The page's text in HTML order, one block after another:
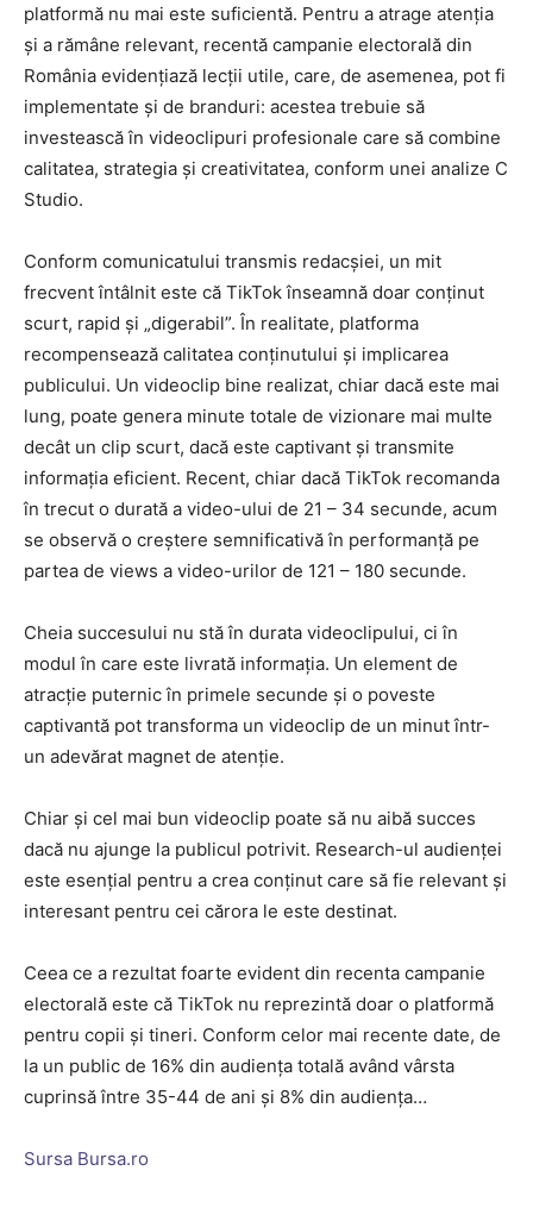
platformă nu mai este suficientă. Pentru a atrage atenţia
şi a rămâne relevant, recentă campanie electorală din
România evidenţiază lecţii utile, care, de asemenea, pot fi
implementate şi de branduri: acestea trebuie să
investească în videoclipuri profesionale care să combine
calitatea, strategia şi creativitatea, conform unei analize C
Studio.
Conform comunicatului transmis redacşiei, un mit
frecvent întâlnit este că TikTok înseamnă doar conţinut
scurt, rapid şi „digerabil”. În realitate, platforma
recompensează calitatea conţinutului şi implicarea
publicului. Un videoclip bine realizat, chiar dacă este mai
lung, poate genera minute totale de vizionare mai multe
decât un clip scurt, dacă este captivant şi transmite
informaţia eficient. Recent, chiar dacă TikTok recomanda
în trecut o durată a video-ului de 21 – 34 secunde, acum
se observă o creştere semnificativă în performanţă pe
partea de views a video-urilor de 121 – 180 secunde.
Cheia succesului nu stă în durata videoclipului, ci în
modul în care este livrată informaţia. Un element de
atracţie puternic în primele secunde şi o poveste
captivantă pot transforma un videoclip de un minut într-
un adevărat magnet de atenţie.
Chiar şi cel mai bun videoclip poate să nu aibă succes
dacă nu ajunge la publicul potrivit. Research-ul audienţei
este esenţial pentru a crea conţinut care să fie relevant şi
interesant pentru cei cărora le este destinat.
Ceea ce a rezultat foarte evident din recenta campanie
electorală este că TikTok nu reprezintă doar o platformă
pentru copii şi tineri. Conform celor mai recente date, de
la un public de 16% din audienţa totală având vârsta
cuprinsă între 35-44 de ani şi 8% din audienţa…
Sursa Bursa.ro